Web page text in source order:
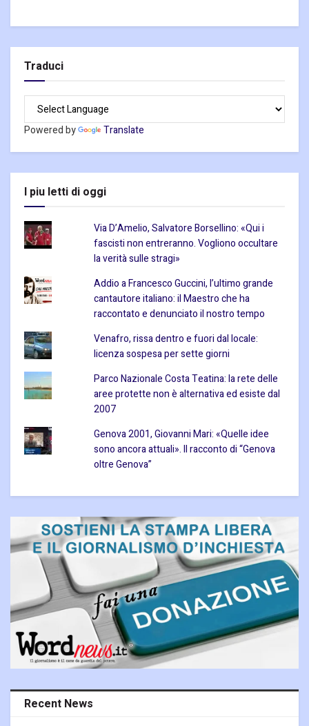
Traduci
Powered by Translate
I piu letti di oggi
Via D’Amelio, Salvatore Borsellino: «Qui i
fascisti non entreranno. Vogliono occultare
la verità sulle stragi»
Addio a Francesco Guccini, l’ultimo grande
cantautore italiano: il Maestro che ha
raccontato e denunciato il nostro tempo
Venafro, rissa dentro e fuori dal locale:
licenza sospesa per sette giorni
Parco Nazionale Costa Teatina: la rete delle
aree protette non è alternativa ed esiste dal
2007
Genova 2001, Giovanni Mari: «Quelle idee
sono ancora attuali». Il racconto di “Genova
oltre Genova”
Recent News